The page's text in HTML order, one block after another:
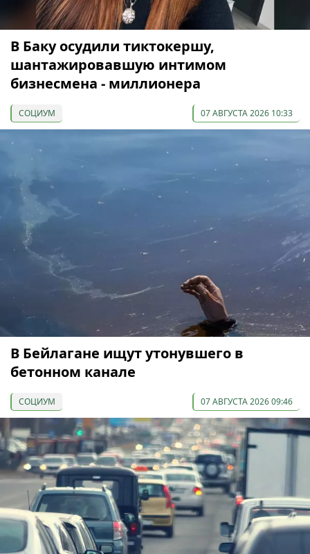
В Баку осудили тиктокершу,
шантажировавшую интимом
бизнесмена - миллионера
СОЦИУМ 07 АВГУСТА 2026 10:33
В Бейлагане ищут утонувшего в
бетонном канале
СОЦИУМ 07 АВГУСТА 2026 09:46